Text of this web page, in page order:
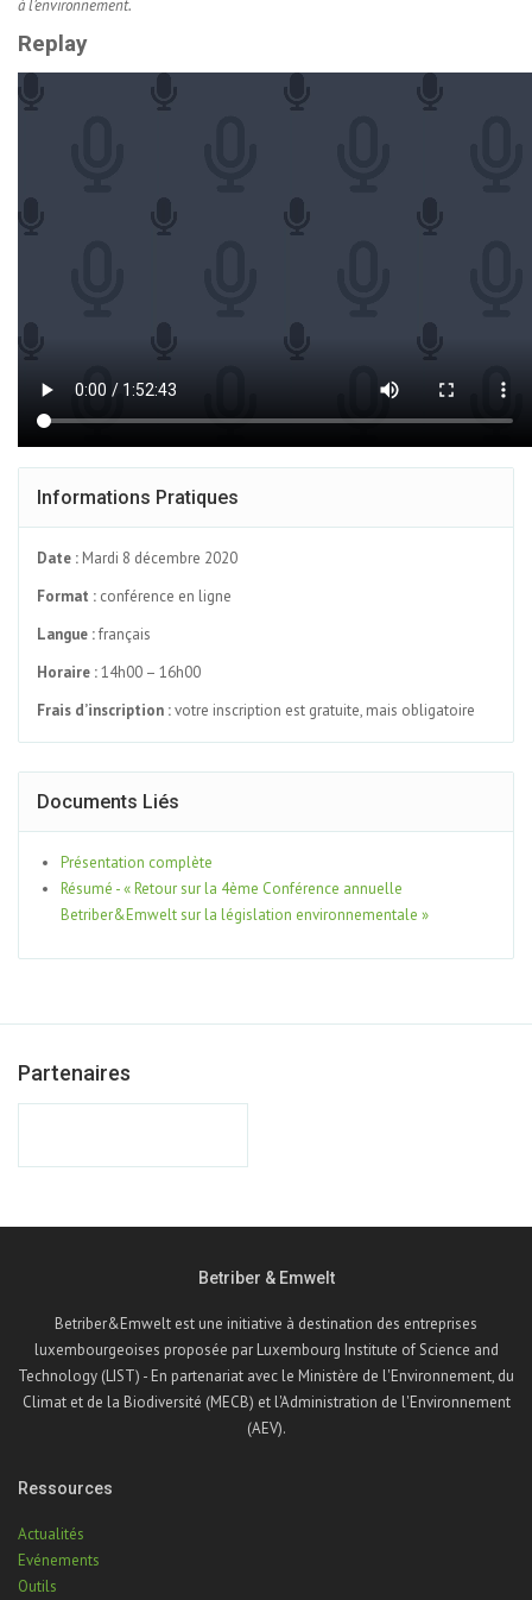
à l’environnement.
Replay
Informations Pratiques
Date : Mardi 8 décembre 2020
Format : conférence en ligne
Langue :français
Horaire :14h00 – 16h00
Frais d’inscription :votre inscription est gratuite, mais obligatoire
Documents Liés
Présentation complète
Résumé - « Retour sur la 4ème Conférence annuelle
Betriber&Emwelt sur la législation environnementale »
Partenaires
Betriber & Emwelt
Betriber&Emwelt est une initiative à destination des entreprises
luxembourgeoises proposée par Luxembourg Institute of Science and
Technology (LIST) - En partenariat avec le Ministère de l'Environnement, du
Climat et de la Biodiversité (MECB) et l'Administration de l'Environnement
(AEV).
Ressources
Actualités
Evénements
Outils